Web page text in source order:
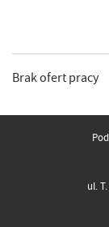
Brak ofert pracy
ul.